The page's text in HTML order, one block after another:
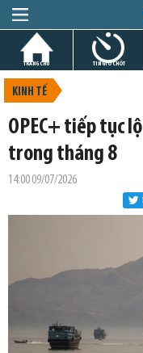
TRANG CHỦ TIN GIỜ CHÓT
KINH TẾ
OPEC+ tiếp tục
trong tháng 8
14:00 09/07/2026